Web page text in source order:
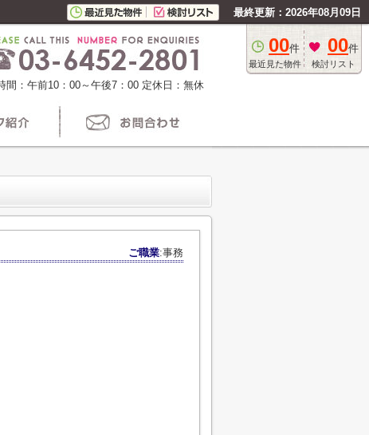
最終更新：2026年08月09日
00件
最近見た物件
00件
検討リスト
間：午前10：00～午後7：00 定休日：無休
ご職業:事務